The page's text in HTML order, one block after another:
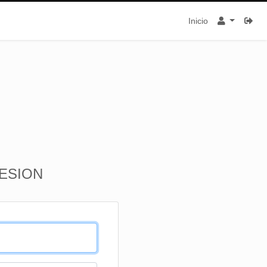
Inicio